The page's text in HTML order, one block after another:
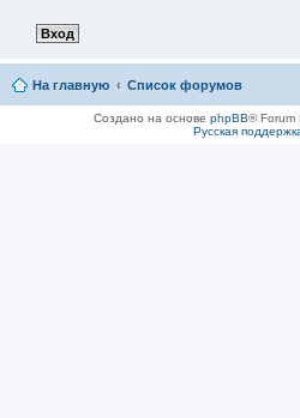
На главную Список форумов
Создано на основе phpBB® Forum
Русская